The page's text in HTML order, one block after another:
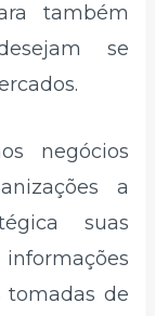
também
se
negócios
a
suas
tomadas de